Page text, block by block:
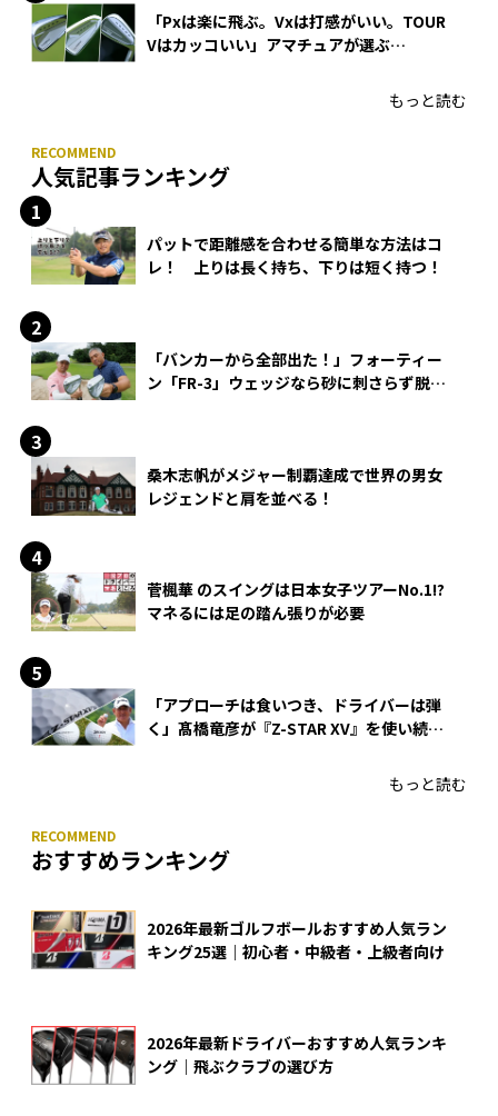
「Pxは楽に飛ぶ。Vxは打感がいい。TOUR
Vはカッコいい」アマチュアが選ぶ
もっと読む
人気記事ランキング
パットで距離感を合わせる簡単な方法はコ
レ！ 上りは長く持ち、下りは短く持つ！
「バンカーから全部出た！」フォーティー
ン「FR-3」ウェッジなら砂に刺さらず脱出
桑木志帆がメジャー制覇達成で世界の男女
レジェンドと肩を並べる！
菅楓華 のスイングは日本女子ツアーNo.1!?
マネるには足の踏ん張りが必要
「アプローチは食いつき、ドライバーは弾
く」髙橋竜彦が『Z-STAR XV』を使い続け
もっと読む
おすすめランキング
2026年最新ゴルフボールおすすめ人気ラン
キング25選｜初心者・中級者・上級者向け
2026年最新ドライバーおすすめ人気ランキ
ング｜飛ぶクラブの選び方